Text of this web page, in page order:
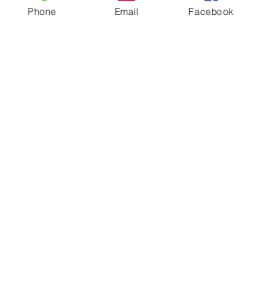
Phone Email Facebook